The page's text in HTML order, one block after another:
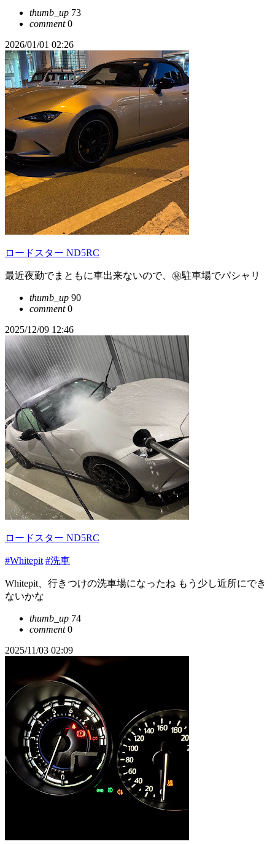
thumb_up 73
comment0
2026/01/01 02:26
ロードスター ND5RC
最近夜勤でまともに車出来ないので、㊙️駐車場でパシャリ
thumb_up 90
comment0
2025/12/09 12:46
ロードスター ND5RC
#Whitepit #洗車
Whitepit、行きつけの洗車場になったね もう少し近所にでき
ないかな
thumb_up 74
comment0
2025/11/03 02:09